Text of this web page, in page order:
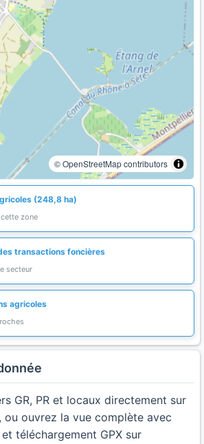
© OpenStreetMap contributors
(248,8 ha)
zone
transactions foncières
secteur
agricoles
GR, PR et locaux directement sur
ou ouvrez la vue complète avec
téléchargement GPX sur